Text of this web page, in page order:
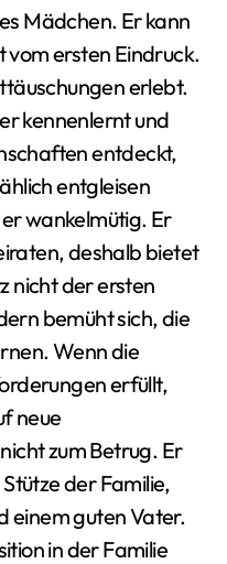
Mädchen. Er kann
vom ersten Eindruck.
erlebt.
kennenlernt und
entdeckt,
entgleisen
wankelmütig. Er
deshalb bietet
nicht der ersten
bemüht sich, die
Wenn die
erfüllt,
neue
zum Betrug. Er
der Familie,
einem guten Vater.
in der Familie